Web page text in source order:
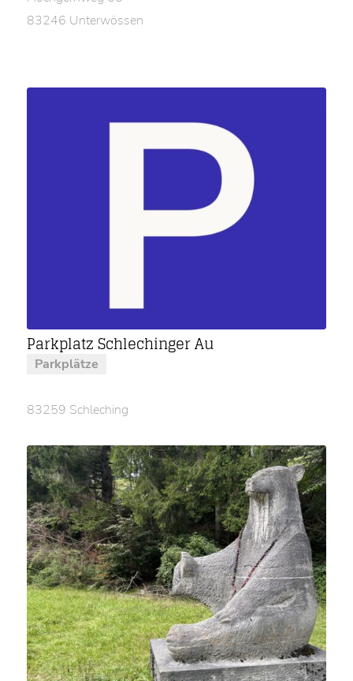
83246 Unterwössen
Parkplatz Schlechinger Au
Parkplätze
83259 Schleching